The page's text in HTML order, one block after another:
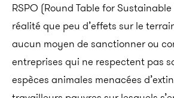
RSPO (Round Table for Sustainable
réalité que peu d’effets sur le
aucun moyen de sanctionner ou
entreprises qui ne respectent pas
espèces animales menacées